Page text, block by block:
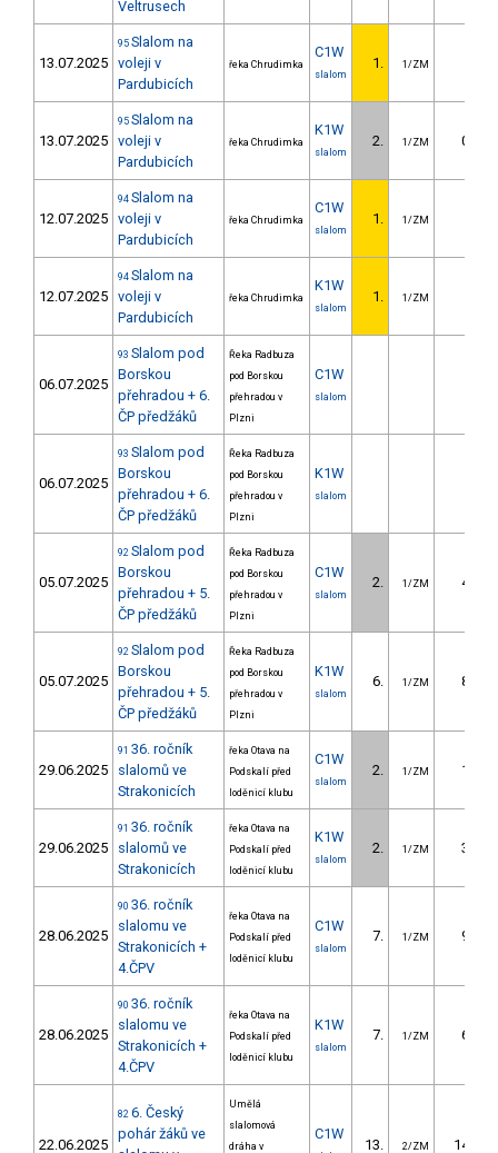
Veltrusech
13.07.2025
95 Slalom na
voleji v
Pardubicích
řeka Chrudimka
C1W
slalom
1. 1/ZM
13.07.2025
95 Slalom na
voleji v
Pardubicích
řeka Chrudimka
K1W
slalom
2. 1/ZM 0.83
12.07.2025
94 Slalom na
voleji v
Pardubicích
řeka Chrudimka
C1W
slalom
1. 1/ZM
12.07.2025
94 Slalom na
voleji v
Pardubicích
řeka Chrudimka
K1W
slalom
1. 1/ZM
06.07.2025
93 Slalom pod
Borskou
přehradou + 6.
ČP předžáků
Řeka Radbuza
pod Borskou
přehradou v
Plzni
C1W
slalom
06.07.2025
93 Slalom pod
Borskou
přehradou + 6.
ČP předžáků
Řeka Radbuza
pod Borskou
přehradou v
Plzni
K1W
slalom
05.07.2025
92 Slalom pod
Borskou
přehradou + 5.
ČP předžáků
Řeka Radbuza
pod Borskou
přehradou v
Plzni
C1W
slalom
2. 1/ZM 4.53
05.07.2025
92 Slalom pod
Borskou
přehradou + 5.
ČP předžáků
Řeka Radbuza
pod Borskou
přehradou v
Plzni
K1W
slalom
6. 1/ZM 8.35
29.06.2025
91 36. ročník
slalomů ve
Strakonicích
řeka Otava na
Podskalí před
loděnicí klubu
C1W
slalom
2. 1/ZM 1.22
29.06.2025
91 36. ročník
slalomů ve
Strakonicích
řeka Otava na
Podskalí před
loděnicí klubu
K1W
slalom
2. 1/ZM 3.70
28.06.2025
90 36. ročník
slalomu ve
Strakonicích +
4.ČPV
řeka Otava na
Podskalí před
loděnicí klubu
C1W
slalom
7. 1/ZM 9.77
28.06.2025
90 36. ročník
slalomu ve
Strakonicích +
4.ČPV
řeka Otava na
Podskalí před
loděnicí klubu
K1W
slalom
7. 1/ZM 6.53
22.06.2025
82 6. Český
pohár žáků ve
Umělá
slalomová
dráha v
C1W
13. 2/ZM 14.68